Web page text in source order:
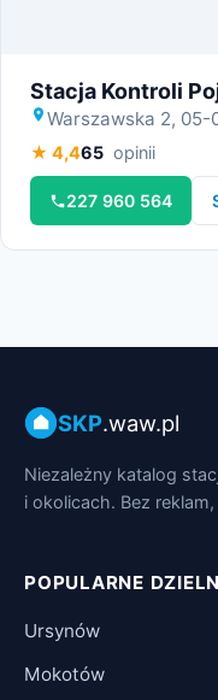
Stacja Kontroli
Warszawska 2,
★ 4,465 opinii
227 960 564
SKP.waw.pl
Niezależny katalog
i okolicach. Bez
POPULARNE
Ursynów
Mokotów